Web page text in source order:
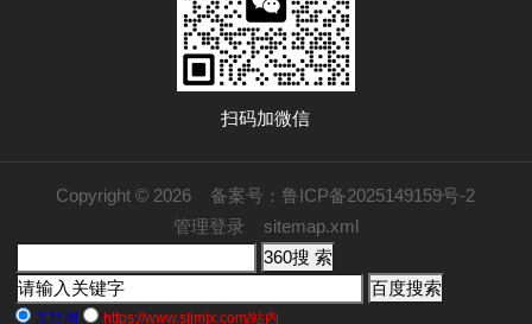
扫码加微信
Copyright © 2026 备案号：鲁ICP备2025149159号-2
管理登录
sitemap.xml
互联网 https://www.sljmjx.com/站内